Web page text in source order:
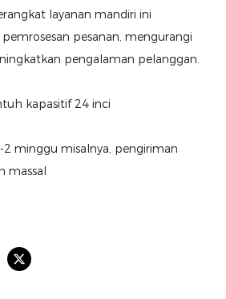
layanan mandiri ini
pesanan, mengurangi
pengalaman pelanggan.
kapasitif 24 inci
minggu misalnya, pengiriman
massal